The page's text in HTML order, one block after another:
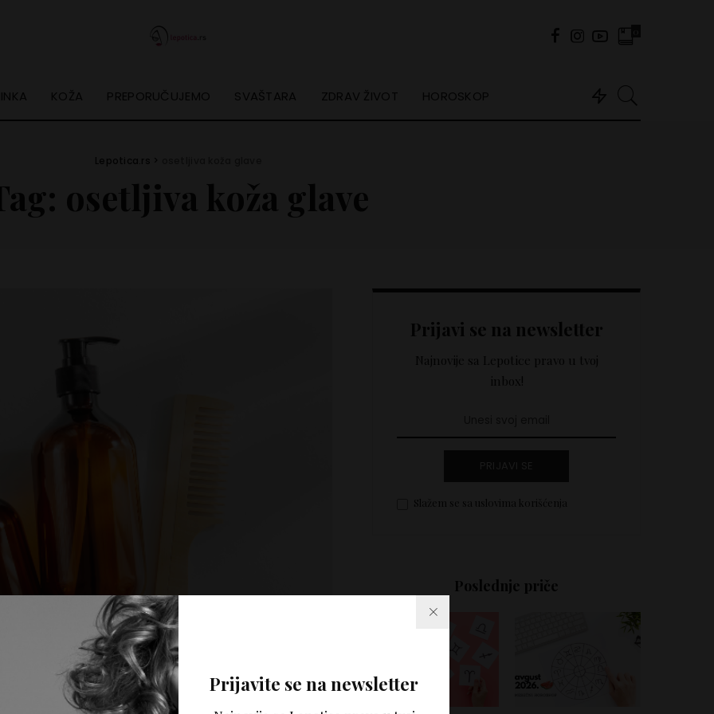
Prijavite se na newsletter
KOŽA PREPORUČUJEMO SVAŠTARA ZDRAV ŽIVOT HOROSKOP
Prijavi se na newsletter
Najnovije sa Lepotice pravo u tvoj
inbox!
Slažem se sa uslovima korišćenja
Poslednje priče